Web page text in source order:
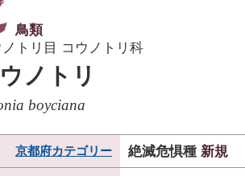
鳥類
ノトリ目 コウノトリ科
ノトリ
boyciana
京都府カテゴリー 絶滅危惧種新規